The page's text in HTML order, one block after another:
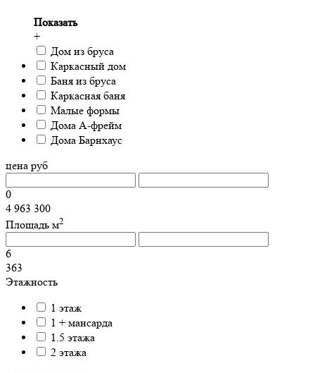
Показать
+
Дом из бруса
Каркасный дом
Баня из бруса
Каркасная баня
Малые формы
Дома А-фрейм
Дома Барнхаус
цена руб
0
4 963 300
Площадь м2
6
363
Этажность
1 этаж
1 + мансарда
1.5 этажа
2 этажа